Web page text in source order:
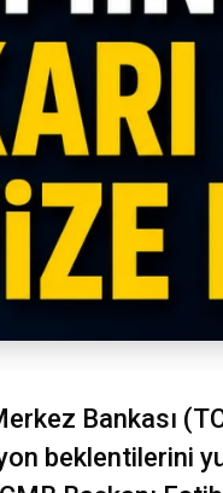
Bankası
beklentilerini